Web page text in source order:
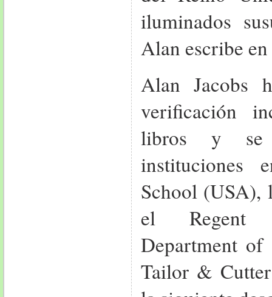
iluminados
Alan escribe
Alan Jacobs
verificación
libros y se
instituciones
School (USA),
el Regent
Department of
Tailor &